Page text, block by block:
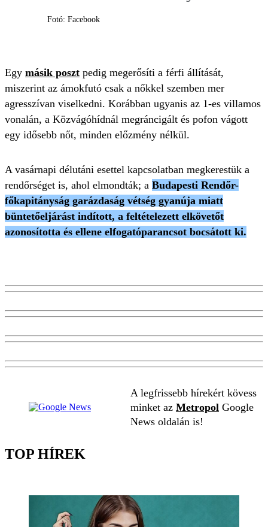
Fotó: Facebook
Egy másik poszt pedig megerősíti a férfi állítását,
miszerint az ámokfutó csak a nőkkel szemben mer
agresszívan viselkedni. Korábban ugyanis az 1-es villamos
vonalán, a Közvágóhídnál megráncigált és pofon vágott
egy idősebb nőt, minden előzmény nélkül.
A vasárnapi délutáni esettel kapcsolatban megkerestük a
rendőrséget is, ahol elmondták; a Budapesti Rendőr-
főkapitányság garázdaság vétség gyanúja miatt
büntetőeljárást indított, a feltételezett elkövetőt
azonosította és ellene elfogatóparancsot bocsátott ki.
A legfrissebb hírekért kövess
minket az Metropol Google
News oldalán is!
TOP HÍREK